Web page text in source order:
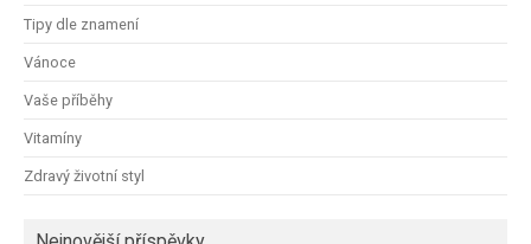
Tipy dle znamení
Vánoce
Vaše příběhy
Vitamíny
Zdravý životní styl